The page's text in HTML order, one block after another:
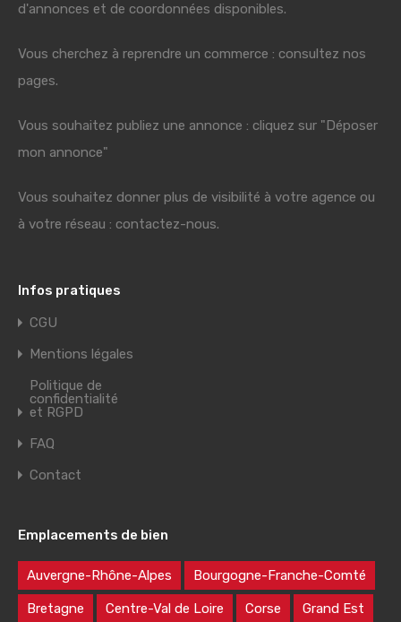
d'annonces et de coordonnées disponibles.
Vous cherchez à reprendre un commerce : consultez nos
pages.
Vous souhaitez publiez une annonce : cliquez sur "Déposer
mon annonce"
Vous souhaitez donner plus de visibilité à votre agence ou
à votre réseau : contactez-nous.
Infos pratiques
CGU
Mentions légales
Politique de
confidentialité
et RGPD
FAQ
Contact
Emplacements de bien
Auvergne-Rhône-Alpes Bourgogne-Franche-Comté
Bretagne Centre-Val de Loire Corse Grand Est